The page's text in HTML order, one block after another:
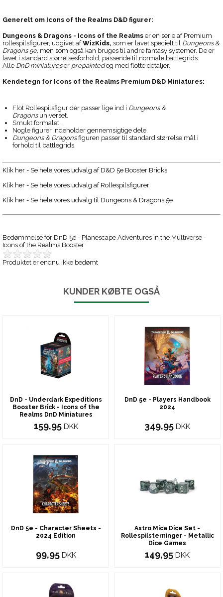
Generelt om Icons of the Realms D&D figurer:
Dungeons & Dragons - Icons of the Realms er en serie af Premium
rollespilsfigurer, udgivet afWizKids, som er lavet specielt til Dungeons &
Dragons 5e, men som også kan bruges til andre fantasy systemer. De er
lavet i standard størrelsesforhold, passende til normale battlegrids.
Alle DnD miniatureser prepaintedog med flotte detaljer.
Kendetegn for Icons of the Realms Premium D&D Miniatures:
Flot Rollespilsfigur der passer lige ind i Dungeons &
Dragonsuniverset.
Smukt formalet.
Nogle figurer indeholder gennemsigtige dele.
Dungeons & Dragonsfiguren passer til standard størrelse mål i
forhold til battlegrids.
Klik her - Se hele vores udvalg af D&D 5e Booster Bricks
Klik her - Se hele vores udvalg af Rollespilsfigurer
Klik her - Se hele vores udvalg til Dungeons & Dragons 5e
Bedømmelse for DnD 5e - Planescape Adventures in the Multiverse -
Icons of the Realms Booster
Produktet er endnu ikke bedømt
KUNDER KØBTE OGSÅ
DnD - Underdark Expeditions
Booster Brick - Icons of the
Realms DnD Miniatures
159,95 DKK
DnD 5e - Players Handbook
2024
349,95 DKK
DnD 5e - Character Sheets -
2024 Edition
99,95 DKK
Astro Mica Dice Set -
Rollespilsterninger - Metallic
Dice Games
149,95 DKK